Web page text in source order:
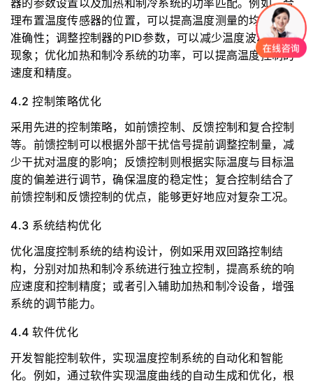
器的参数设置以及加热和制冷系统的功率匹配。例如，合
理布置温度传感器的位置，可以提高温度测量的均匀性和
准确性；调整控制器的PID参数，可以减少温度波动和超调
现象；优化加热和制冷系统的功率，可以提高温度控制的
速度和精度。
4.2 控制策略优化
采用先进的控制策略，如前馈控制、反馈控制和复合控制
等。前馈控制可以根据外部干扰信号提前调整控制量，减
少干扰对温度的影响；反馈控制则根据实际温度与目标温
度的偏差进行调节，确保温度的稳定性；复合控制结合了
前馈控制和反馈控制的优点，能够更好地应对复杂工况。
4.3 系统结构优化
优化温度控制系统的结构设计，例如采用双回路控制结
构，分别对加热和制冷系统进行独立控制，提高系统的响
应速度和控制精度；或者引入辅助加热和制冷设备，增强
系统的调节能力。
4.4 软件优化
开发智能控制软件，实现温度控制系统的自动化和智能
化。例如，通过软件实现温度曲线的自动生成和优化，根